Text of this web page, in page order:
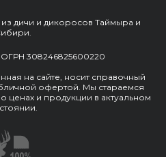
дичи и дикоросов Таймыра и
308246825600220
на сайте, носит справочный
офертой. Мы стараемся
и продукции в актуальном